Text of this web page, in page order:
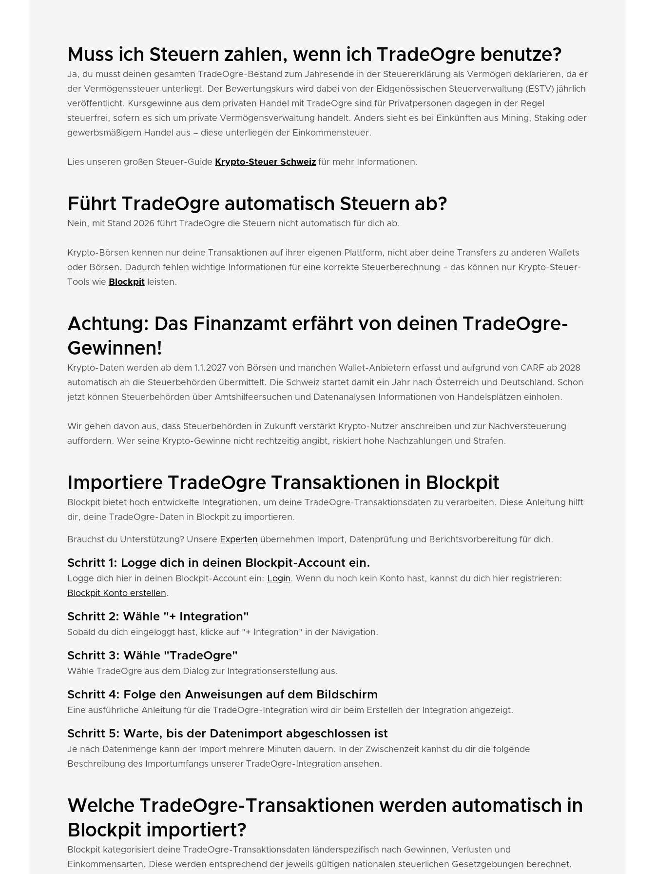
Muss ich Steuern zahlen, wenn ich TradeOgre benutze?
Ja, du musst deinen gesamten TradeOgre-Bestand zum Jahresende in der Steuererklärung als Vermögen deklarieren, da er
der Vermögenssteuer unterliegt. Der Bewertungskurs wird dabei von der Eidgenössischen Steuerverwaltung (ESTV) jährlich
veröffentlicht. Kursgewinne aus dem privaten Handel mit TradeOgre sind für Privatpersonen dagegen in der Regel
steuerfrei, sofern es sich um private Vermögensverwaltung handelt. Anders sieht es bei Einkünften aus Mining, Staking oder
gewerbsmäßigem Handel aus – diese unterliegen der Einkommensteuer.
Lies unseren großen Steuer-Guide Krypto-Steuer Schweiz für mehr Informationen.
Führt TradeOgre automatisch Steuern ab?
Nein, mit Stand 2026 führt TradeOgre die Steuern nicht automatisch für dich ab.
Krypto-Börsen kennen nur deine Transaktionen auf ihrer eigenen Plattform, nicht aber deine Transfers zu anderen Wallets
oder Börsen. Dadurch fehlen wichtige Informationen für eine korrekte Steuerberechnung – das können nur Krypto-Steuer-
Tools wie Blockpit leisten.
Achtung: Das Finanzamt erfährt von deinen TradeOgre-
Gewinnen!
Krypto-Daten werden ab dem 1.1.2027 von Börsen und manchen Wallet-Anbietern erfasst und aufgrund von CARF ab 2028
automatisch an die Steuerbehörden übermittelt. Die Schweiz startet damit ein Jahr nach Österreich und Deutschland. Schon
jetzt können Steuerbehörden über Amtshilfeersuchen und Datenanalysen Informationen von Handelsplätzen einholen.
Wir gehen davon aus, dass Steuerbehörden in Zukunft verstärkt Krypto-Nutzer anschreiben und zur Nachversteuerung
auffordern. Wer seine Krypto-Gewinne nicht rechtzeitig angibt, riskiert hohe Nachzahlungen und Strafen.
Importiere TradeOgre Transaktionen in Blockpit
Blockpit bietet hoch entwickelte Integrationen, um deine TradeOgre-Transaktionsdaten zu verarbeiten. Diese Anleitung hilft
dir, deine TradeOgre-Daten in Blockpit zu importieren.
Brauchst du Unterstützung? Unsere Experten übernehmen Import, Datenprüfung und Berichtsvorbereitung für dich.
Schritt 1: Logge dich in deinen Blockpit-Account ein.
Logge dich hier in deinen Blockpit-Account ein: Login. Wenn du noch kein Konto hast, kannst du dich hier registrieren:
Blockpit Konto erstellen.
Schritt 2: Wähle "+ Integration"
Sobald du dich eingeloggt hast, klicke auf "+ Integration" in der Navigation.
Schritt 3: Wähle "TradeOgre"
Wähle TradeOgre aus dem Dialog zur Integrationserstellung aus.
Schritt 4: Folge den Anweisungen auf dem Bildschirm
Eine ausführliche Anleitung für die TradeOgre-Integration wird dir beim Erstellen der Integration angezeigt.
Schritt 5: Warte, bis der Datenimport abgeschlossen ist
Je nach Datenmenge kann der Import mehrere Minuten dauern. In der Zwischenzeit kannst du dir die folgende
Beschreibung des Importumfangs unserer TradeOgre-Integration ansehen.
Welche TradeOgre-Transaktionen werden automatisch in
Blockpit importiert?
Blockpit kategorisiert deine TradeOgre-Transaktionsdaten länderspezifisch nach Gewinnen, Verlusten und
Einkommensarten. Diese werden entsprechend der jeweils gültigen nationalen steuerlichen Gesetzgebungen berechnet.